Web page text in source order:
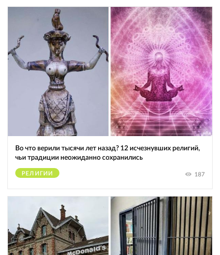
Во что верили тысячи лет назад? 12 исчезнувших религий,
чьи традиции неожиданно сохранились
РЕЛИГИИ 187